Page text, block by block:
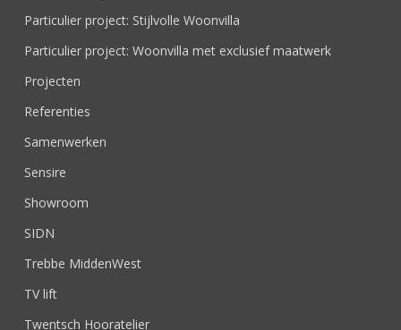
Particulier project: Stijlvolle Woonvilla
Particulier project: Woonvilla met exclusief maatwerk
Projecten
Referenties
Samenwerken
Sensire
Showroom
SIDN
Trebbe MiddenWest
TV lift
Twentsch Hooratelier